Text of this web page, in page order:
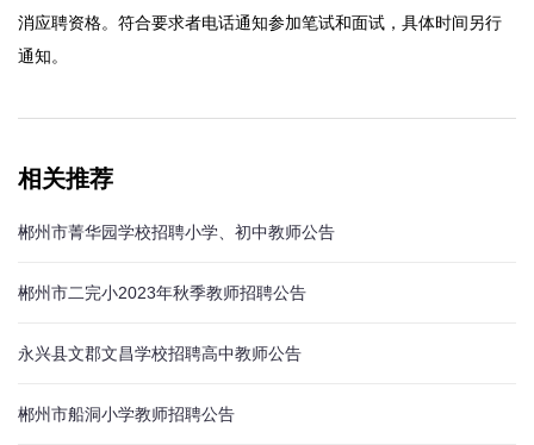
消应聘资格。符合要求者电话通知参加笔试和面试，具体时间另行
通知。
相关推荐
郴州市菁华园学校招聘小学、初中教师公告
郴州市二完小2023年秋季教师招聘公告
永兴县文郡文昌学校招聘高中教师公告
郴州市船洞小学教师招聘公告